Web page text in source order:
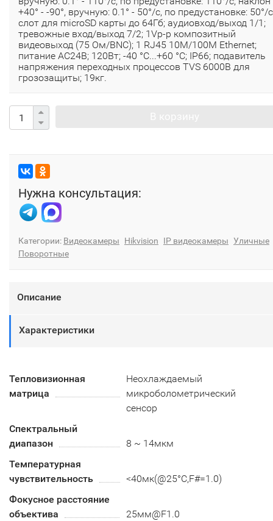
+40° - -90°, вручную: 0.1° - 50°/с, по предустановке: 50°/
слот для microSD карты до 64Гб; аудиовход/выход 1/1;
тревожные вход/выход 7/2; 1Vp-p композитный
видеовыход (75 Ом/BNC); 1 RJ45 10M/100M Ethernet;
питание AC24В; 120Вт; -40 °C...+60 °C; IP66; подавитель
напряжения переходных процессов TVS 6000B для
грозозащиты; 19кг.
Нужна консультация:
Категории: Видеокамеры Hikvision IP видеокамеры Уличные
Поворотные
Описание
Характеристики
Тепловизионная
матрица
Неохлаждаемый
микроболометрический
сенсор
Спектральный
диапазон
8 ~ 14мкм
Температурная
чувствительность
<40мк(@25°C,F#=1.0)
Фокусное расстояние
объектива
25мм@F1.0